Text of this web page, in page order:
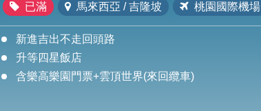
已滿 馬來西亞 / 吉隆坡 桃園國際機場
新進吉出不走回頭路
升等四星飯店
含樂高樂園門票+雲頂世界(來回纜車)